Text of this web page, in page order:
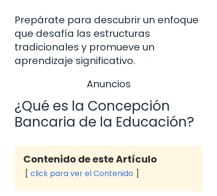
Prepárate para descubrir un enfoque
que desafía las estructuras
tradicionales y promueve un
aprendizaje significativo.
Anuncios
¿Qué es la Concepción
Bancaria de la Educación?
Contenido de este Artículo
click para ver el Contenido